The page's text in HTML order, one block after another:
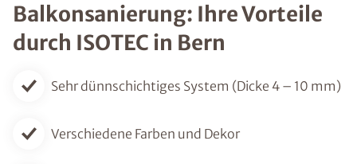
Balkonsanierung: Ihre Vorteile
durch ISOTEC in Bern
Sehr dünnschichtiges System (Dicke 4 – 10 mm)
Verschiedene Farben und Dekor